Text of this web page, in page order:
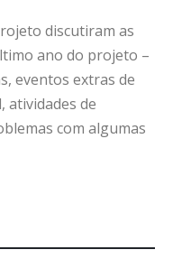
discutiram as
ano do projeto –
eventos extras de
atividades de
com algumas